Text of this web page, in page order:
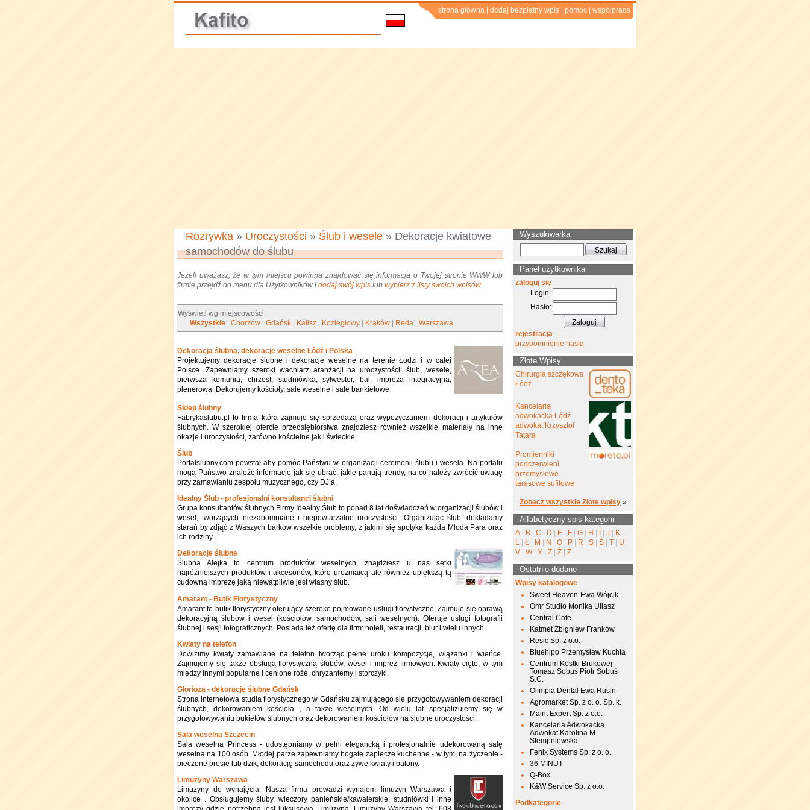
strona główna dodaj bezpłatny wpis pomoc współpraca
Rozrywka » Uroczystości » Ślub i wesele » Dekoracje kwiatowe
samochodów do ślubu
Jeżeli uważasz, że w tym miejscu powinna znajdować się informacja o Twojej stronie WWW lub
firmie przejdź do menu dla Użytkowników i dodaj swój wpis lub wybierz z listy swoich wpisów.
Wyświetl wg miejscowości:
Wszystkie |Chorzów |Gdańsk Kalisz Koziegłowy Kraków Reda |Warszawa
Dekoracja ślubna, dekoracje weselne Łódź i Polska
Projektujemy dekoracje ślubne i dekoracje weselne na terenie Łodzi i w całej
Polsce. Zapewniamy szeroki wachlarz aranżacji na uroczystości: ślub, wesele,
pierwsza komunia, chrzest, studniówka, sylwester, bal, impreza integracyjna,
plenerowa. Dekorujemy kościoły, sale weselne i sale bankietowe
Sklep ślubny
Fabrykaslubu.pl to firma która zajmuje się sprzedażą oraz wypożyczaniem dekoracji i artykułów
ślubnych. W szerokiej ofercie przedsiębiorstwa znajdziesz również wszelkie materiały na inne
okazje i uroczystości, zarówno kościelne jak i świeckie.
Ślub
Portalslubny.com powstał aby pomóc Państwu w organizacji ceremonii ślubu i wesela. Na portalu
mogą Państwo znaleźć informacje jak się ubrać, jakie panują trendy, na co należy zwrócić uwagę
przy zamawianiu zespołu muzycznego, czy DJ’a.
Idealny Ślub - profesjonalni konsultanci ślubni
Grupa konsultantów ślubnych Firmy Idealny Ślub to ponad 8 lat doświadczeń w organizacji ślubów i
wesel, tworzących niezapomniane i niepowtarzalne uroczystości. Organizując ślub, dokładamy
starań by zdjąć z Waszych barków wszelkie problemy, z jakimi się spotyka każda Młoda Para oraz
ich rodziny.
Dekoracje ślubne
Ślubna Alejka to centrum produktów weselnych, znajdziesz u nas setki
najróżniejszych produktów i akcesoriów, które urozmaicą ale również upiększą tą
cudowną imprezę jaką niewątpliwie jest własny ślub.
Amarant - Butik Florystyczny
Amarant to butik florystyczny oferujący szeroko pojmowane usługi florystyczne. Zajmuje się oprawą
dekoracyjną ślubów i wesel (kościołów, samochodów, sali weselnych). Oferuje usługi fotografii
ślubnej i sesji fotograficznych. Posiada też ofertę dla firm: hoteli, restauracji, biur i wielu innych.
Kwiaty na telefon
Dowizimy kwiaty zamawiane na telefon tworząc pełne uroku kompozycje, wiązanki i wieńce.
Zajmujemy się także obsługą florystyczną ślubów, wesel i imprez firmowych. Kwiaty cięte, w tym
między innymi popularne i cenione róże, chryzantemy i storczyki.
Glorioza - dekoracje ślubne Gdańsk
Strona internetowa studia florystycznego w Gdańsku zajmującego się przygotowywaniem dekoracji
ślubnych, dekorowaniem kościoła , a także weselnych. Od wielu lat specjalizujemy się w
przygotowywaniu bukietów ślubnych oraz dekorowaniem kościołów na ślubne uroczystości.
Sala weselna Szczecin
Sala weselna Princess - udostępniamy w pełni elegancką i profesjonalnie udekorowaną salę
weselną na 100 osób. Młodej parze zapewniamy bogate zaplecze kuchenne - w tym, na życzenie -
pieczone prosie lub dzik, dekorację samochodu oraz żywe kwiaty i balony.
Limuzyny Warszawa
Limuzyny do wynajęcia. Nasza firma prowadzi wynajem limuzyn Warszawa i
okolice . Obsługujemy śluby, wieczory panieńskie/kawalerskie, studniówki i inne
Wyszukiwarka
Panel użytkownika
zaloguj się
Login:
Hasło:
rejestracja
przypomnienie hasła
Złote Wpisy
Chirurgia szczękowa
Łódź
Kancelaria
adwokacka Łódź
adwokat Krzysztof
Tatara
Promienniki
podczerwieni
przemysłowe
tarasowe sufitowe
Zobacz wszystkie Złote wpisy »
Alfabetyczny spis kategorii
A B C D E F G H J K
L
Ł M N O P R S Ś T U
V
W Y Z Ź Ż
Ostatnio dodane
Wpisy katalogowe
Sweet Heaven-Ewa Wójcik
Omr Studio Monika Uliasz
Central Cafe
Katmet Zbigniew Franków
Resic Sp. z o.o.
Bluehipo Przemysław Kuchta
Centrum Kostki Brukowej
Tomasz Sobuś Piotr Sobuś
S.C.
Olimpia Dental Ewa Rusin
Agromarket Sp. z o. o. Sp. k.
Maint Expert Sp. z o.o.
Kancelaria Adwokacka
Adwokat Karolina M.
Stempniewska
Fenix Systems Sp. z o. o.
36 MINUT
Q-Box
K&W Service Sp. z o.o.
Podkategorie